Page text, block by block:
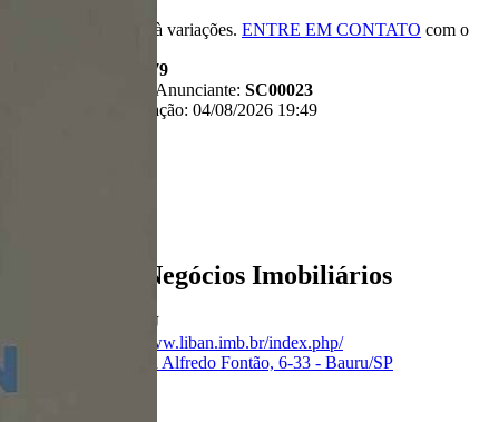
*Valor sujeito à variações. ENTRE EM CONTATO com o
481979
Referência do Anunciante: SC00023
Última atualização: 04/08/2026 19:49
Liban - Negócios Imobiliários
33006-J
https://www.liban.imb.br/index.php/
Rua Alfredo Fontão, 6-33 - Bauru/SP